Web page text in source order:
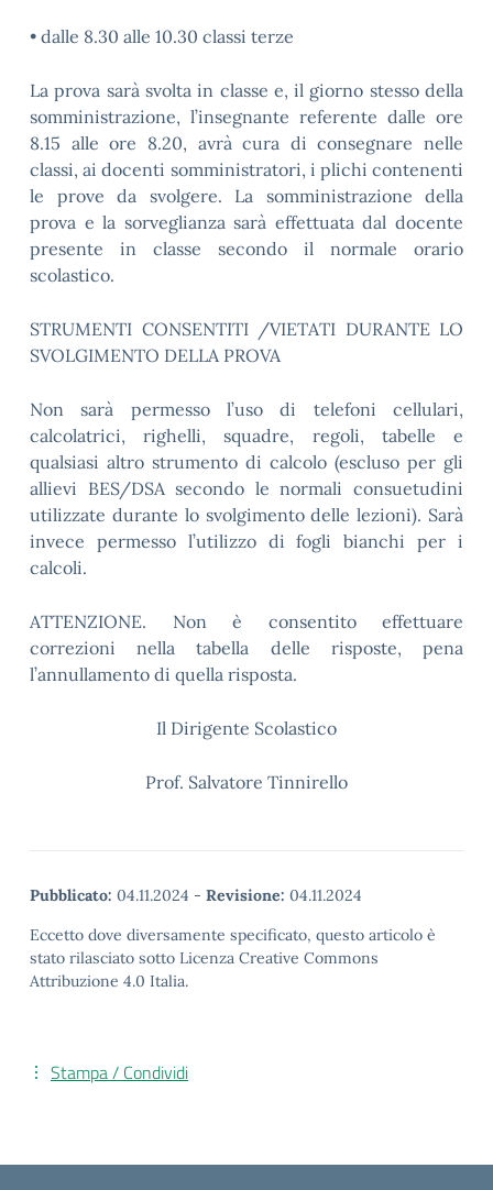
• dalle 8.30 alle 10.30 classi terze
La prova sarà svolta in classe e, il giorno stesso della
somministrazione, l’insegnante referente dalle ore
8.15 alle ore 8.20, avrà cura di consegnare nelle
classi, ai docenti somministratori, i plichi contenenti
le prove da svolgere. La somministrazione della
prova e la sorveglianza sarà effettuata dal docente
presente in classe secondo il normale orario
scolastico.
STRUMENTI CONSENTITI /VIETATI DURANTE LO
SVOLGIMENTO DELLA PROVA
Non sarà permesso l’uso di telefoni cellulari,
calcolatrici, righelli, squadre, regoli, tabelle e
qualsiasi altro strumento di calcolo (escluso per gli
allievi BES/DSA secondo le normali consuetudini
utilizzate durante lo svolgimento delle lezioni). Sarà
invece permesso l’utilizzo di fogli bianchi per i
calcoli.
ATTENZIONE. Non è consentito effettuare
correzioni nella tabella delle risposte, pena
l’annullamento di quella risposta.
Il Dirigente Scolastico
Prof. Salvatore Tinnirello
Pubblicato: 04.11.2024 - Revisione: 04.11.2024
Eccetto dove diversamente specificato, questo articolo è
stato rilasciato sotto Licenza Creative Commons
Attribuzione 4.0 Italia.
Stampa / Condividi